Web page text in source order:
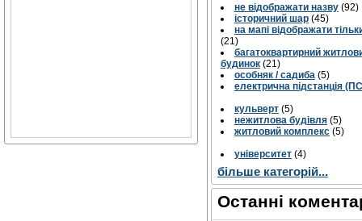
не відображати назву (92)
історичний шар (45)
на мапі відображати
(21)
багатоквартирний
будинок (21)
особняк / садиба (5)
електрична підстанція
кульверт (5)
нежитлова будівля (5)
житловий комплекс (5)
університет (4)
більше категорій...
Останні